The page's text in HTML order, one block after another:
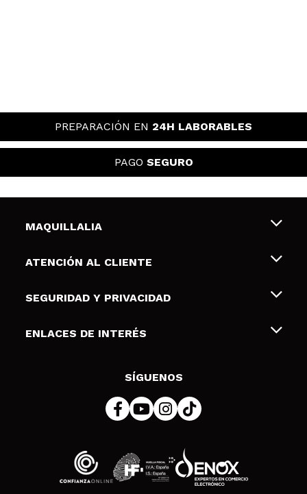
PREPARACIÓN EN 24H LABORABLES
PAGO SEGURO
MAQUILLALIA
Sobre nosotros
Tarjetas de Regalo
ATENCIÓN AL CLIENTE
Envíos y devoluciones
Formas de pago
SEGURIDAD Y PRIVACIDAD
Terminos y condiciones de uso
Política de cookies
ENLACES DE INTERÉS
SÍGUENOS